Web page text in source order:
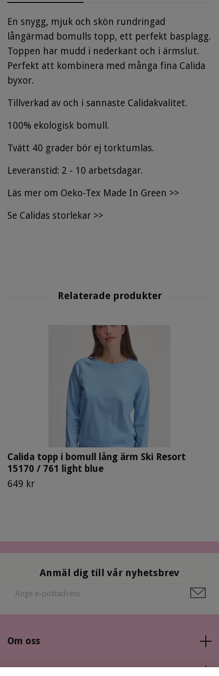
En snygg, mjuk och skön rundringad
långärmad bomulls topp, ett perfekt basplagg.
Toppen har mudd i nederkant och i ärmslut.
Perfekt att kombinera med många fina Calida
byxor.
Tillverkad av och i sannaste Calidakvalitet.
100% ekologisk bomull.
Tvätt 40 grader bör ej torktumlas.
Leveranstid: 2 - 10 arbetsdagar.
Läs mer om Oeko-Tex Made In Green >>
Se Calidas storlekar >>
Calida topp i bomull lång ärm Ski Resort
15170 / 761 light blue
649 kr
Anmäl dig till vår nyhetsbrev
Om oss